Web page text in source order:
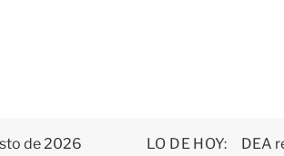
de 2026 LO DE HOY: DEA